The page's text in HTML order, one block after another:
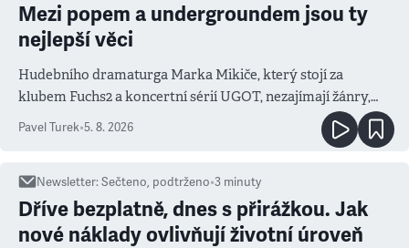
Mezi popem a undergroundem jsou ty
nejlepší věci
Hudebního dramaturga Marka Mikiče, který stojí za
klubem Fuchs2 a koncertní sérií UGOT, nezajímají žánry,
ale atmosféra
Pavel Turek•5. 8. 2026
Newsletter:Sečteno, podtrženo•3 minuty
Dříve bezplatně, dnes s přirážkou. Jak
nové náklady ovlivňují životní úroveň